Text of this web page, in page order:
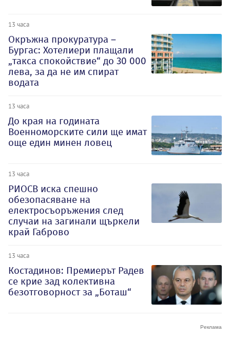
13 часа
Окръжна прокуратура –
Бургас: Хотелиери плащали
„такса спокойствие“ до 30 000
лева, за да не им спират
водата
13 часа
До края на годината
Военноморските сили ще имат
още един минен ловец
13 часа
РИОСВ иска спешно
обезопасяване на
електросъоръжения след
случаи на загинали щъркели
край Габрово
13 часа
Костадинов: Премиерът Радев
се крие зад колективна
безотговорност за „Боташ“